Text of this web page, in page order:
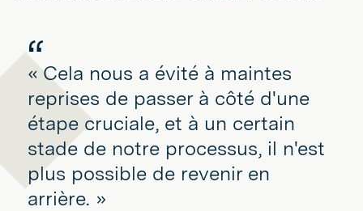
« Cela nous a évité à maintes
reprises de passer à côté d'une
étape cruciale, et à un certain
stade de notre processus, il n'est
plus possible de revenir en
arrière. »